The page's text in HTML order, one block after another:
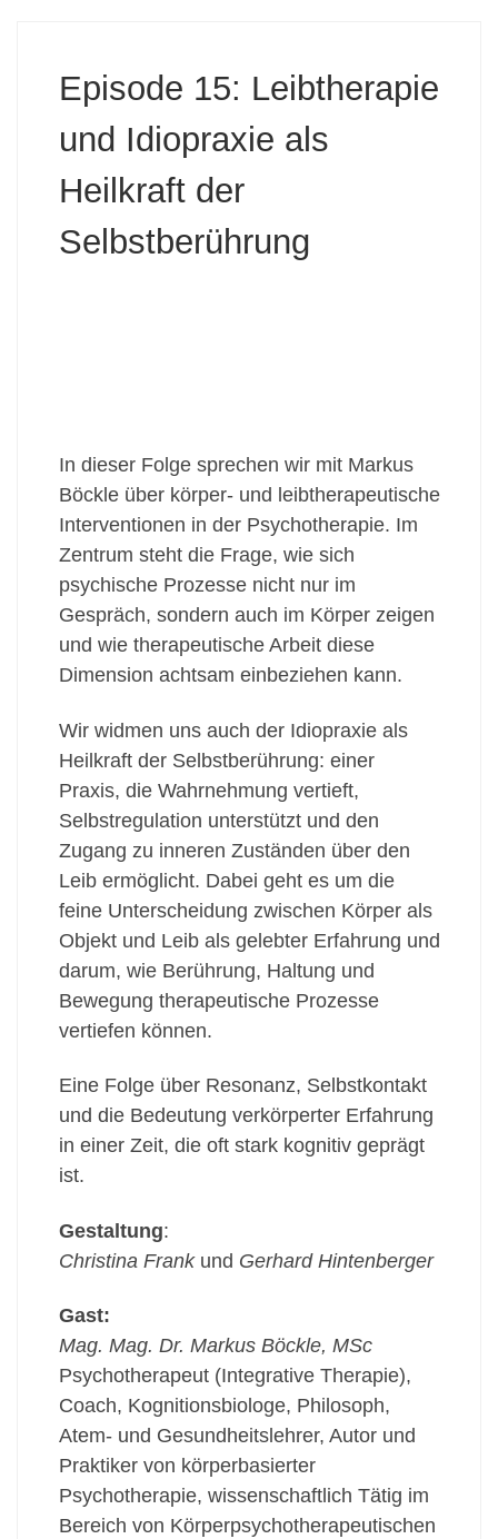
Episode 15: Leibtherapie
und Idiopraxie als
Heilkraft der
Selbstberührung
In dieser Folge sprechen wir mit Markus
Böckle über körper- und leibtherapeutische
Interventionen in der Psychotherapie. Im
Zentrum steht die Frage, wie sich
psychische Prozesse nicht nur im
Gespräch, sondern auch im Körper zeigen
und wie therapeutische Arbeit diese
Dimension achtsam einbeziehen kann.
Wir widmen uns auch der Idiopraxie als
Heilkraft der Selbstberührung: einer
Praxis, die Wahrnehmung vertieft,
Selbstregulation unterstützt und den
Zugang zu inneren Zuständen über den
Leib ermöglicht. Dabei geht es um die
feine Unterscheidung zwischen Körper als
Objekt und Leib als gelebter Erfahrung und
darum, wie Berührung, Haltung und
Bewegung therapeutische Prozesse
vertiefen können.
Eine Folge über Resonanz, Selbstkontakt
und die Bedeutung verkörperter Erfahrung
in einer Zeit, die oft stark kognitiv geprägt
ist.
Gestaltung:
Christina Frankund Gerhard Hintenberger
Gast:
Mag. Mag. Dr. Markus Böckle, MSc
Psychotherapeut (Integrative Therapie),
Coach, Kognitionsbiologe, Philosoph,
Atem- und Gesundheitslehrer, Autor und
Praktiker von körperbasierter
Psychotherapie, wissenschaftlich Tätig im
Bereich von Körperpsychotherapeutischen